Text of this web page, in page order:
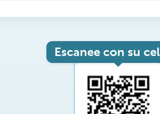
Escanee con su